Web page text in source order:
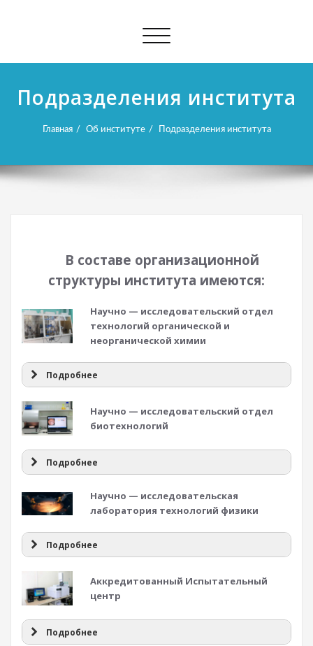
Показать/
навигацию
Подразделения института
Главная Об институте Подразделения института
В составе организационной
структуры института имеются:
Научно — исследовательский отдел
технологий органической и
неорганической химии
Подробнее
Научно — исследовательский отдел
биотехнологий
Подробнее
Научно — исследовательская
лаборатория технологий физики
Подробнее
Аккредитованный Испытательный
центр
Подробнее